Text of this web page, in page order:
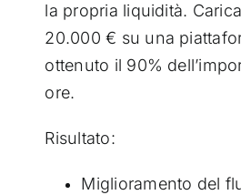
la propria liquidità.
20.000 € su una
ottenuto il 90%
ore.
Risultato:
Miglioramento del